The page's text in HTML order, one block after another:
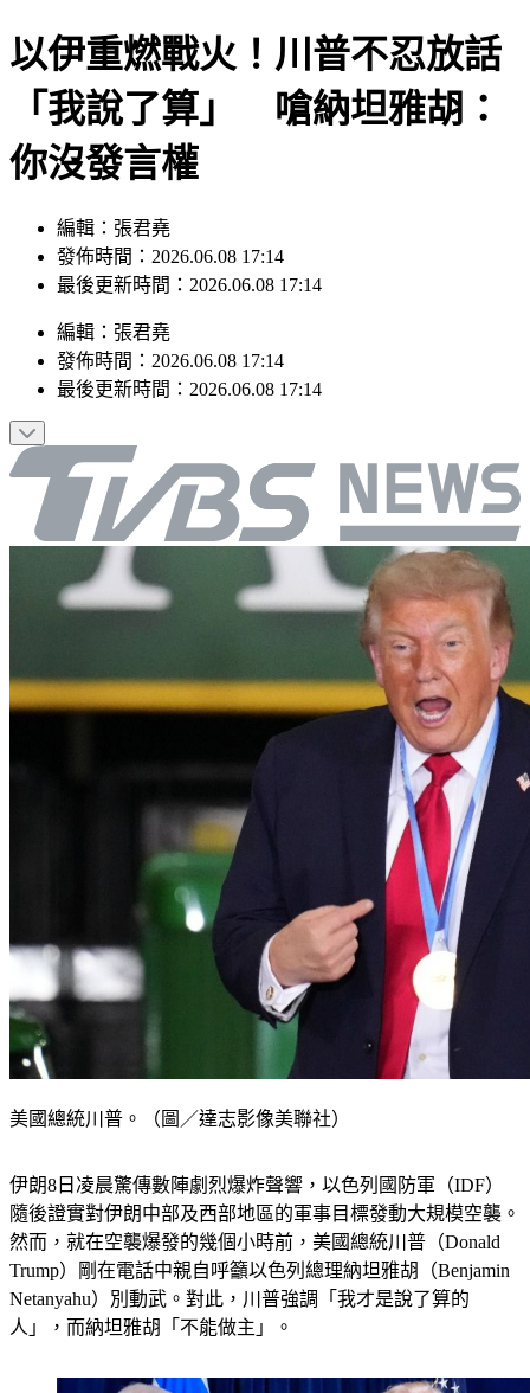
以伊重燃戰火！川普不忍放話
「我說了算」 嗆納坦雅胡：
你沒發言權
編輯：張君堯
發佈時間：2026.06.08 17:14
最後更新時間：2026.06.08 17:14
編輯 ： 張君堯
發佈時間： 2026.06.08 17:14
最後更新時間： 2026.06.08 17:14
美國總統川普。（圖／達志影像美聯社）
伊朗8日凌晨驚傳數陣劇烈爆炸聲響，以色列國防軍（IDF）
隨後證實對伊朗中部及西部地區的軍事目標發動大規模空襲。
然而，就在空襲爆發的幾個小時前，美國總統川普（Donald
Trump）剛在電話中親自呼籲以色列總理納坦雅胡（Benjamin
Netanyahu）別動武。對此，川普強調「我才是說了算的
人」，而納坦雅胡「不能做主」。